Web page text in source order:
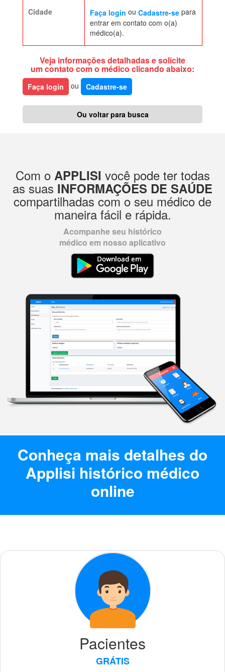
Cidade Faça login ou Cadastre-se para
entrar em contato com o(a)
médico(a).
Veja informações detalhadas e solicite
um contato com o médico clicando abaixo:
Faça login ou Cadastre-se
Ou voltar para busca
Com o APPLISI você pode ter todas
as suas INFORMAÇÕES DE SAÚDE
compartilhadas com o seu médico de
maneira fácil e rápida.
Acompanhe seu histórico
médico em nosso aplicativo
Conheça mais detalhes do
Applisi histórico médico
online
Pacientes
GRÁTIS